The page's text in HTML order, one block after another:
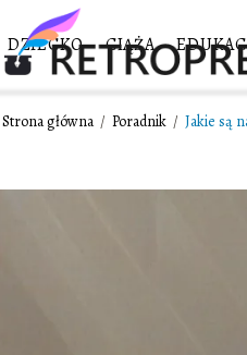
DZIECKO CIĄŻA
Strona główna / Poradnik / Jakie są